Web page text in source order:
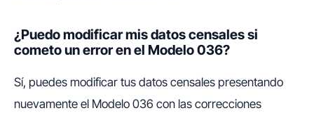
¿Puedo modificar mis datos censales si
cometo un error en el Modelo 036?
Sí, puedes modificar tus datos censales presentando
nuevamente el Modelo 036 con las correcciones